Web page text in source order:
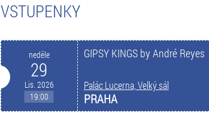
VSTUPENKY
neděle
29
Lis. 2026
19:00
GIPSY KINGS by André Reyes
Palác Lucerna, Velký sál
PRAHA